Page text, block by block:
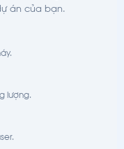
án của bạn.
lượng.